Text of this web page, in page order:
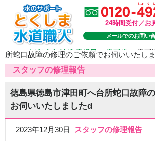
24時間受付／お
メールでのお問い
TOP>スタッフの修理報告
所蛇口故障の修理のご依頼でお伺いいたし
スタッフの修理報告
徳島県徳島市津田町へ台所蛇口故障
お伺いいたしましたd
2023年12月30日 スタッフの修理報告